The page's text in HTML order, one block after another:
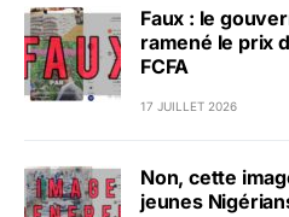
Faux : le
ramené le prix
FCFA
17 JUILLET 2026
Non, cette
jeunes